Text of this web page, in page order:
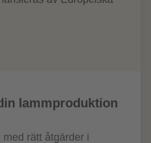
lammproduktion
rätt åtgärder i